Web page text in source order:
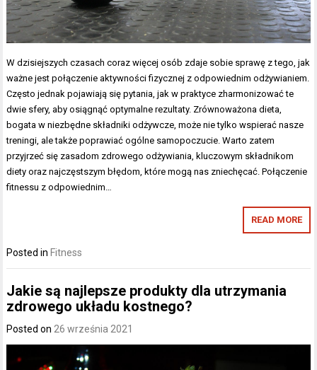
W dzisiejszych czasach coraz więcej osób zdaje sobie sprawę z tego, jak
ważne jest połączenie aktywności fizycznej z odpowiednim odżywianiem.
Często jednak pojawiają się pytania, jak w praktyce zharmonizować te
dwie sfery, aby osiągnąć optymalne rezultaty. Zrównoważona dieta,
bogata w niezbędne składniki odżywcze, może nie tylko wspierać nasze
treningi, ale także poprawiać ogólne samopoczucie. Warto zatem
przyjrzeć się zasadom zdrowego odżywiania, kluczowym składnikom
diety oraz najczęstszym błędom, które mogą nas zniechęcać. Połączenie
fitnessu z odpowiednim…
READ MORE
Posted in Fitness
Jakie są najlepsze produkty dla utrzymania
zdrowego układu kostnego?
Posted on 26 września 2021